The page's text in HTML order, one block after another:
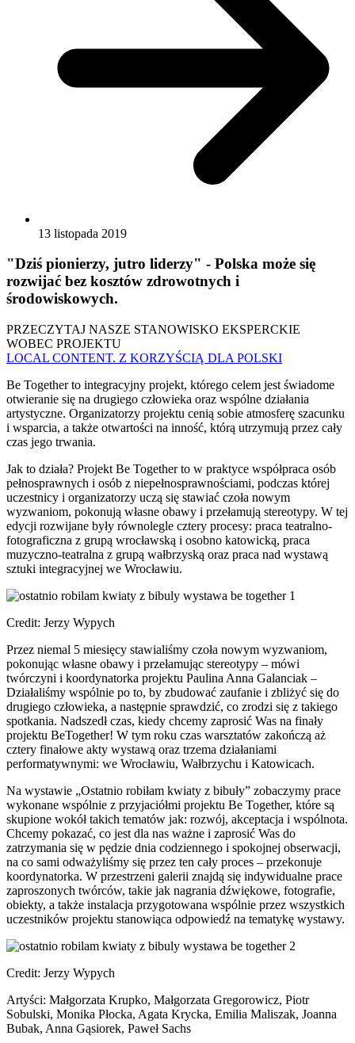
13 listopada 2019
"Dziś pionierzy, jutro liderzy" - Polska może się
rozwijać bez kosztów zdrowotnych i
środowiskowych.
PRZECZYTAJ NASZE STANOWISKO EKSPERCKIE
WOBEC PROJEKTU
LOCAL CONTENT. Z KORZYŚCIĄ DLA POLSKI
Be Together to integracyjny projekt, którego celem jest świadome
otwieranie się na drugiego człowieka oraz wspólne działania
artystyczne. Organizatorzy projektu cenią sobie atmosferę szacunku
i wsparcia, a także otwartości na inność, którą utrzymują przez cały
czas jego trwania.
Jak to działa? Projekt Be Together to w praktyce współpraca osób
pełnosprawnych i osób z niepełnosprawnościami, podczas której
uczestnicy i organizatorzy uczą się stawiać czoła nowym
wyzwaniom, pokonują własne obawy i przełamują stereotypy. W tej
edycji rozwijane były równolegle cztery procesy: praca teatralno-
fotograficzna z grupą wrocławską i osobno katowicką, praca
muzyczno-teatralna z grupą wałbrzyską oraz praca nad wystawą
sztuki integracyjnej we Wrocławiu.
Credit: Jerzy Wypych
Przez niemal 5 miesięcy stawialiśmy czoła nowym wyzwaniom,
pokonując własne obawy i przełamując stereotypy – mówi
twórczyni i koordynatorka projektu Paulina Anna Galanciak –
Działaliśmy wspólnie po to, by zbudować zaufanie i zbliżyć się do
drugiego człowieka, a następnie sprawdzić, co zrodzi się z takiego
spotkania. Nadszedł czas, kiedy chcemy zaprosić Was na finały
projektu BeTogether! W tym roku czas warsztatów zakończą aż
cztery finałowe akty wystawą oraz trzema działaniami
performatywnymi: we Wrocławiu, Wałbrzychu i Katowicach.
Na wystawie „Ostatnio robiłam kwiaty z bibuły” zobaczymy prace
wykonane wspólnie z przyjaciółmi projektu Be Together, które są
skupione wokół takich tematów jak: rozwój, akceptacja i wspólnota.
Chcemy pokazać, co jest dla nas ważne i zaprosić Was do
zatrzymania się w pędzie dnia codziennego i spokojnej obserwacji,
na co sami odważyliśmy się przez ten cały proces – przekonuje
koordynatorka. W przestrzeni galerii znajdą się indywidualne prace
zaproszonych twórców, takie jak nagrania dźwiękowe, fotografie,
obiekty, a także instalacja przygotowana wspólnie przez wszystkich
uczestników projektu stanowiąca odpowiedź na tematykę wystawy.
Credit: Jerzy Wypych
Artyści: Małgorzata Krupko, Małgorzata Gregorowicz, Piotr
Sobulski, Monika Płocka, Agata Krycka, Emilia Maliszak, Joanna
Bubak, Anna Gąsiorek, Paweł Sachs